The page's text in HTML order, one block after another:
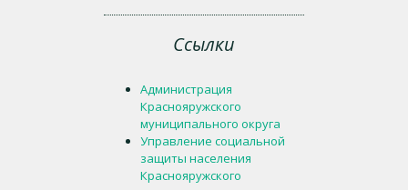
Ссылки
Администрация
Краснояружского
муниципального округа
Управление социальной
защиты населения
Краснояружского